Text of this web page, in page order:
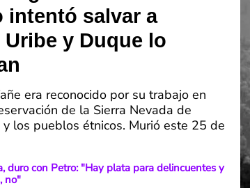
intentó salvar a
y Duque lo
era reconocido por su trabajo en
de la Sierra Nevada de
y los pueblos étnicos. Murió este 25 de
duro con Petro: "Hay plata para delincuentes y
no"